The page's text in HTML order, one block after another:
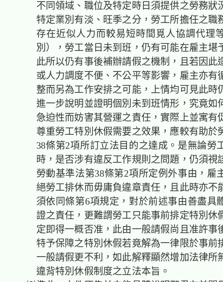
不同領域、職位及特定時日須提供之勞務狀
特定業別有淡、旺季之分，勞工所擔任之職
存在近似人力而較易短時間覓人協調代理
別），勞工當日未到班，仍有可能在雇主堪
此所以仍有事後補辦請假之機制，且若因此
或人力調度不便、不公平等影響，雇主亦有
整而另為工作安排之可能，上情均可見此時
進一步說明並證明個別未到班情形，究竟如
急迫性而妨害其營運之責任，實際上並寓有
尊重勞工特別休假需要之效果，應較有助於
38條第2項所訂立法目的之達成。是無論勞
時，是否涉有違反工作規則之問題，仍須視
勞動基準法第38條第2項所定例外事由，雇
絕勞工排休而毋庸負違章責任，且此時亦不
須依同條第6項規定，對於前述事由善盡具
證之責任，更難謂勞工只能事前排定特別休
定即得一概否准，此由一般請假尚且准許事
特予保障之特別休假若竟解為一律限於事前
一般請假更不利，如此解釋顯然增加法律所
違背特別休假制度之立法本旨。